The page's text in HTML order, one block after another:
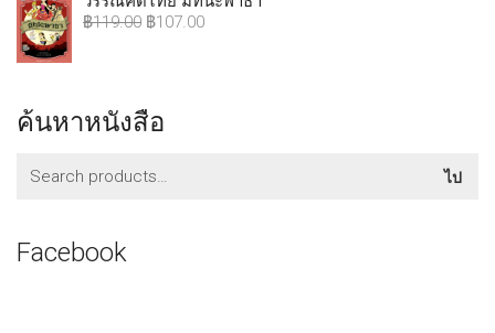
฿119.00 ฿107.00
ค้นหาหนังสือ
ไป
Facebook